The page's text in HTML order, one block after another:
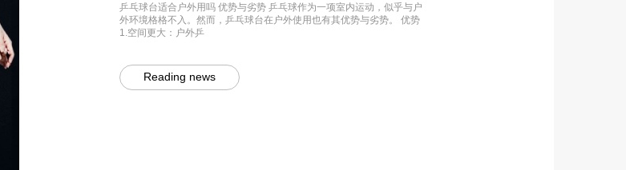
乒乓球台适合户外用吗 优势与劣势 乒乓球作为一项室内运动，似乎与户
外环境格格不入。然而，乒乓球台在户外使用也有其优势与劣势。 优势
1.空间更大：户外乒
Reading news